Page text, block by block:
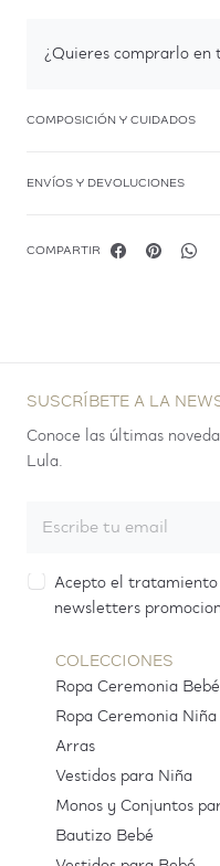
¿Quieres comprarlo en
COMPOSICIÓN Y CUIDADOS
ENVÍOS Y DEVOLUCIONES
COMPARTIR
SUSCRÍBETE A LA
Conoce las últimas
Lula.
Acepto el
newsletters
COLECCIONES
Ropa Ceremonia Bebé
Ropa Ceremonia Niña
Arras
Vestidos para Niña
Monos y Conjuntos
Bautizo Bebé